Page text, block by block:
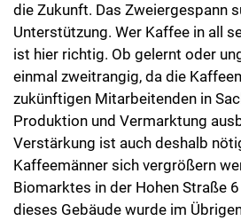
die Zukunft. Das Zweiergespann
Unterstützung. Wer Kaffee in all
ist hier richtig. Ob gelernt oder
einmal zweitrangig, da die
zukünftigen Mitarbeitenden in
Produktion und Vermarktung
Verstärkung ist auch deshalb
Kaffeemänner sich vergrößern
Biomarktes in der Hohen Straße
dieses Gebäude wurde im